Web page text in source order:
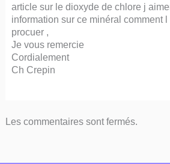
article sur le dioxyde de chlore j
information sur ce minéral comment
procuer ,
Je vous remercie
Cordialement
Ch Crepin
Les commentaires sont fermés.